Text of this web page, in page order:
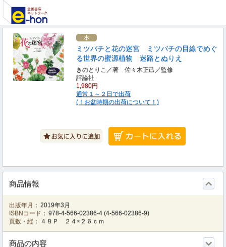
ミツバチと花の迷宮 ミツバチの目線でめぐ
る世界の蜜源植物 迷路とぬりえ
きのとりこ／著 佐々木正己／監修
評論社
1,980円
通常１～２日で出荷
(！お盆時期の出荷について！)
商品情報
出版年月： 2019年3月
ISBNコード： 978-4-566-02386-4 (4-566-02386-9)
頁数・縦：
４８Ｐ ２４×２６ｃｍ
商品の内容